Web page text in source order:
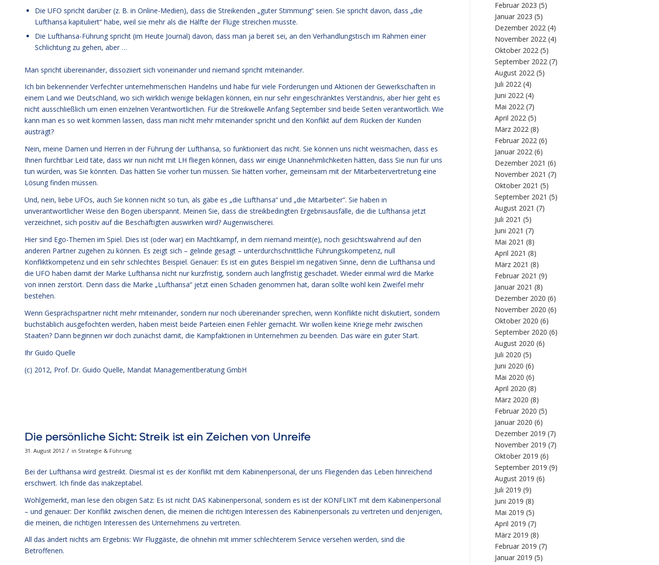
Die UFO spricht darüber (z. B. in Online-Medien), dass die Streikenden „guter Stimmung“ seien. Sie spricht davon, dass „die
Lufthansa kapituliert“ habe, weil sie mehr als die Hälfte der Flüge streichen musste.
Die Lufthansa-Führung spricht (im Heute Journal) davon, dass man ja bereit sei, an den Verhandlungstisch im Rahmen einer
Schlichtung zu gehen, aber …
Man spricht übereinander, dissoziiert sich voneinander und niemand spricht miteinander.
Ich bin bekennender Verfechter unternehmerischen Handelns und habe für viele Forderungen und Aktionen der Gewerkschaften in
einem Land wie Deutschland, wo sich wirklich wenige beklagen können, ein nur sehr eingeschränktes Verständnis, aber hier geht es
nicht ausschließlich um einen einzelnen Verantwortlichen. Für die Streikwelle Anfang September sind beide Seiten verantwortlich. Wie
kann man es so weit kommen lassen, dass man nicht mehr miteinander spricht und den Konflikt auf dem Rücken der Kunden
austrägt?
Nein, meine Damen und Herren in der Führung der Lufthansa, so funktioniert das nicht. Sie können uns nicht weismachen, dass es
Ihnen furchtbar Leid täte, dass wir nun nicht mit LH fliegen können, dass wir einige Unannehmlichkeiten hätten, dass Sie nun für uns
tun würden, was Sie könnten. Das hätten Sie vorher tun müssen. Sie hätten vorher, gemeinsam mit der Mitarbeitervertretung eine
Lösung finden müssen.
Und, nein, liebe UFOs, auch Sie können nicht so tun, als gäbe es „die Lufthansa“ und „die Mitarbeiter“. Sie haben in
unverantwortlicher Weise den Bogen überspannt. Meinen Sie, dass die streikbedingten Ergebnisausfälle, die die Lufthansa jetzt
verzeichnet, sich positiv auf die Beschäftigten auswirken wird? Augenwischerei.
Hier sind Ego-Themen im Spiel. Dies ist (oder war) ein Machtkampf, in dem niemand meint(e), noch gesichtswahrend auf den
anderen Partner zugehen zu können. Es zeigt sich – gelinde gesagt – unterdurchschnittliche Führungskompetenz, null
Konfliktkompetenz und ein sehr schlechtes Beispiel. Genauer: Es ist ein gutes Beispiel im negativen Sinne, denn die Lufthansa und
die UFO haben damit der Marke Lufthansa nicht nur kurzfristig, sondern auch langfristig geschadet. Wieder einmal wird die Marke
von innen zerstört. Denn dass die Marke „Lufthansa“ jetzt einen Schaden genommen hat, daran sollte wohl kein Zweifel mehr
bestehen.
Wenn Gesprächspartner nicht mehr miteinander, sondern nur noch übereinander sprechen, wenn Konflikte nicht diskutiert, sondern
buchstäblich ausgefochten werden, haben meist beide Parteien einen Fehler gemacht. Wir wollen keine Kriege mehr zwischen
Staaten? Dann beginnen wir doch zunächst damit, die Kampfaktionen in Unternehmen zu beenden. Das wäre ein guter Start.
Ihr Guido Quelle
(c) 2012, Prof. Dr. Guido Quelle, Mandat Managementberatung GmbH
Die persönliche Sicht: Streik ist ein Zeichen von Unreife
31. August 2012 / in Strategie & Führung
Bei der Lufthansa wird gestreikt. Diesmal ist es der Konflikt mit dem Kabinenpersonal, der uns Fliegenden das Leben hinreichend
erschwert. Ich finde das inakzeptabel.
Wohlgemerkt, man lese den obigen Satz: Es ist nicht DAS Kabinenpersonal, sondern es ist der KONFLIKT mit dem Kabinenpersonal
– und genauer: Der Konflikt zwischen denen, die meinen die richtigen Interessen des Kabinenpersonals zu vertreten und denjenigen,
die meinen, die richtigen Interessen des Unternehmens zu vertreten.
All das ändert nichts am Ergebnis: Wir Fluggäste, die ohnehin mit immer schlechterem Service versehen werden, sind die
Betroffenen.
Februar 2023 (5)
Januar 2023 (5)
Dezember 2022 (4)
November 2022 (4)
Oktober 2022 (5)
September 2022 (7)
August 2022 (5)
Juli 2022 (4)
Juni 2022 (4)
Mai 2022 (7)
April 2022 (5)
März 2022 (8)
Februar 2022 (6)
Januar 2022 (6)
Dezember 2021 (6)
November 2021 (7)
Oktober 2021 (5)
September 2021 (5)
August 2021 (7)
Juli 2021 (5)
Juni 2021 (7)
Mai 2021 (8)
April 2021 (8)
März 2021 (8)
Februar 2021 (9)
Januar 2021 (8)
Dezember 2020 (6)
November 2020 (6)
Oktober 2020 (6)
September 2020 (6)
August 2020 (6)
Juli 2020 (5)
Juni 2020 (6)
Mai 2020 (6)
April 2020 (8)
März 2020 (8)
Februar 2020 (5)
Januar 2020 (6)
Dezember 2019 (7)
November 2019 (7)
Oktober 2019 (6)
September 2019 (9)
August 2019 (6)
Juli 2019 (9)
Juni 2019 (8)
Mai 2019 (5)
April 2019 (7)
März 2019 (8)
Februar 2019 (7)
Januar 2019 (5)